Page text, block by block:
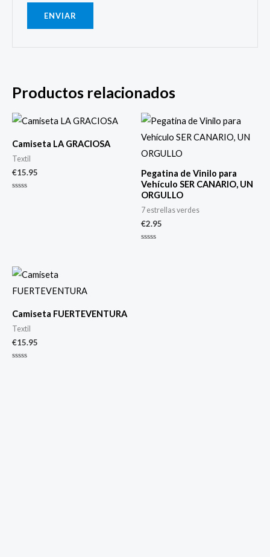
Productos relacionados
Camiseta LA GRACIOSA
Textil
€15.95
Pegatina de Vinilo para
Vehículo SER CANARIO, UN
ORGULLO
7 estrellas verdes
€2.95
Camiseta FUERTEVENTURA
Textil
€15.95